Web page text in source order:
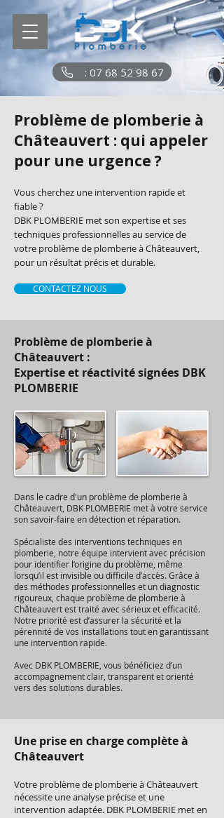
: 07 68 52 98 67
Problème de plomberie à
Châteauvert : qui appeler
pour une urgence ?
Vous cherchez une intervention rapide et
fiable ?
DBK PLOMBERIE met son expertise et ses
techniques professionnelles au service de
votre problème de plomberie à Châteauvert,
pour un résultat précis et durable.
CONTACTEZ NOUS
Problème de plomberie à
Châteauvert :
Expertise et réactivité signées DBK
PLOMBERIE
Dans le cadre d'un problème de plomberie à
Châteauvert, DBK PLOMBERIE met à votre service
son savoir-faire en détection et réparation.
Spécialiste des interventions techniques en
plomberie, notre équipe intervient avec précision
pour identifier l’origine du problème, même
lorsqu’il est invisible ou difficile d’accès. Grâce à
des méthodes professionnelles et un diagnostic
rigoureux, chaque problème de plomberie à
Châteauvert est traité avec sérieux et efficacité.
Notre priorité est d’assurer la sécurité et la
pérennité de vos installations tout en garantissant
une intervention rapide.
Avec DBK PLOMBERIE, vous bénéficiez d’un
accompagnement clair, transparent et orienté
vers des solutions durables.
Une prise en charge complète à
Châteauvert
Votre problème de plomberie à Châteauvert
nécessite une analyse précise et une
intervention adaptée. DBK PLOMBERIE met en